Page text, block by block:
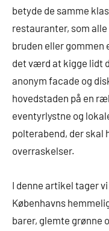
betyde de samme
restauranter, som
bruden eller gommen
det værd at kigge lidt
anonym facade og
hovedstaden på en
eventyrlystne og
polterabend, der skal
overraskelser.
I denne artikel tager
Københavns
barer, glemte grønne